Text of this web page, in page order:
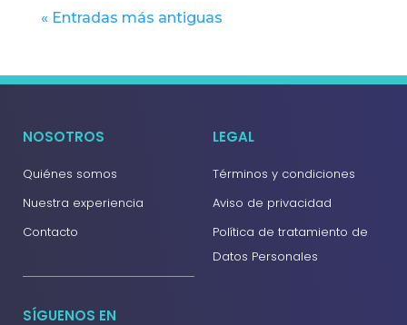
« Entradas más antiguas
NOSOTROS
Quiénes somos
Nuestra experiencia
Contacto
SÍGUENOS EN
LEGAL
Términos y condiciones
Aviso de privacidad
Política de tratamiento de
Datos Personales